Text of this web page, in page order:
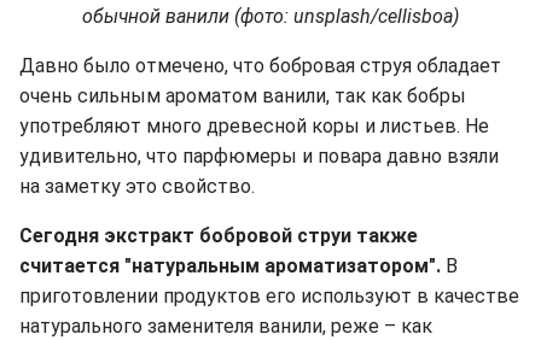
обычной ванили (фото: unsplash/cellisboa)
Давно было отмечено, что бобровая струя обладает
очень сильным ароматом ванили, так как бобры
употребляют много древесной коры и листьев. Не
удивительно, что парфюмеры и повара давно взяли
на заметку это свойство.
Сегодня экстракт бобровой струи также
считается "натуральным ароматизатором". В
приготовлении продуктов его используют в качестве
натурального заменителя ванили, реже – как